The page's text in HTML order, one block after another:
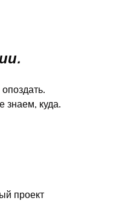
знаем, куда.
проект